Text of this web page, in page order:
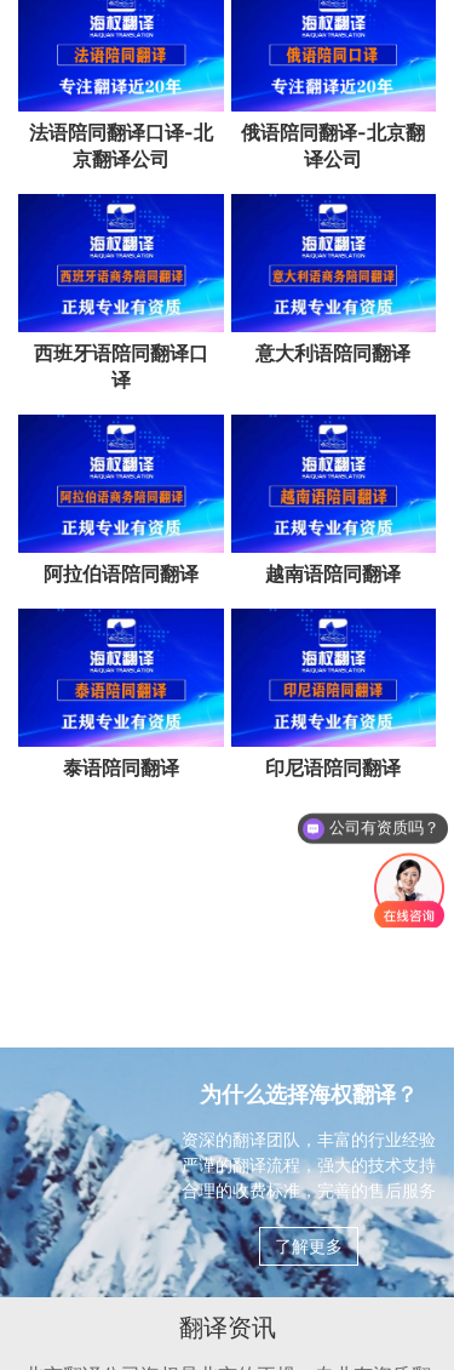
法语陪同翻译口译-北
京翻译公司
俄语陪同翻译-北京翻
译公司
西班牙语陪同翻译口
译
意大利语陪同翻译
阿拉伯语陪同翻译 越南语陪同翻译
泰语陪同翻译 印尼语陪同翻译
为什么选择海权翻译？
资深的翻译团队，丰富的行业经验
严谨的翻译流程，强大的技术支持
合理的收费标准，完善的售后服务
了解更多
翻译资讯
你们是怎么收费的呢？